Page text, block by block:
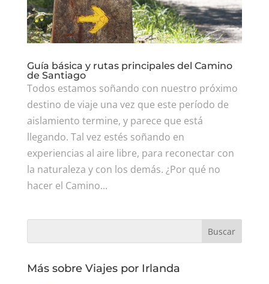
Guía básica y rutas principales del Camino
de Santiago
Todos estamos soñando con nuestro próximo
destino de viaje una vez que este período de
aislamiento termine, y parece que está
llegando. Tal vez estés soñando en
experiencias al aire libre, para reconectar con
la naturaleza y con los demás. ¿Por qué no
hacer el Camino...
Más sobre Viajes por Irlanda